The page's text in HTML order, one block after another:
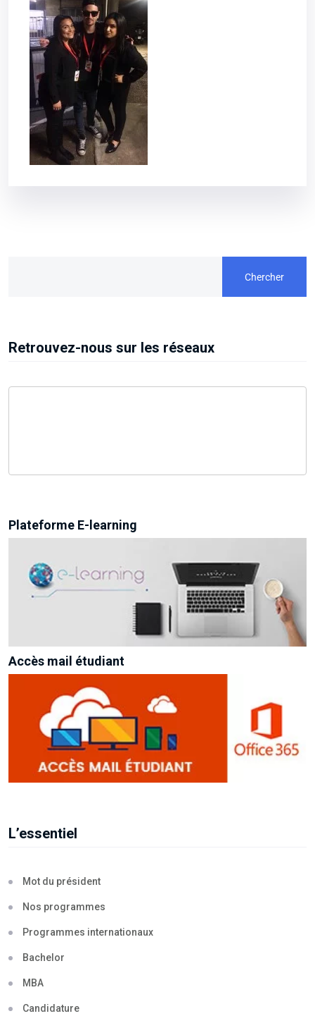
Chercher
Retrouvez-nous sur les réseaux
Plateforme E-learning
Accès mail étudiant
L’essentiel
Mot du président
Nos programmes
Programmes internationaux
Bachelor
MBA
Candidature